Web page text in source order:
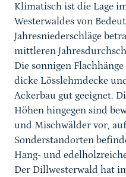
Klimatisch ist die Lage
Westerwaldes von
Jahresniederschläge
mittleren
Die sonnigen
dicke Lösslehmdecke
Ackerbau gut geeignet.
Höhen hingegen sind
und Mischwälder vor,
Sonderstandorten
Hang- und
Der Dillwesterwald hat